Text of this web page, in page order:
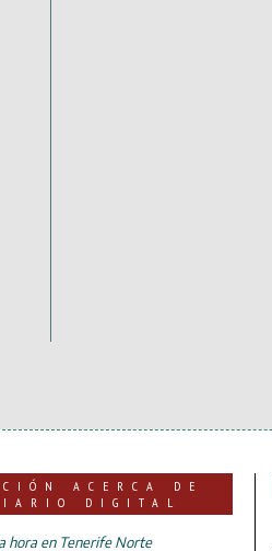
ACERCA DE
DIGITAL
hora en Tenerife Norte